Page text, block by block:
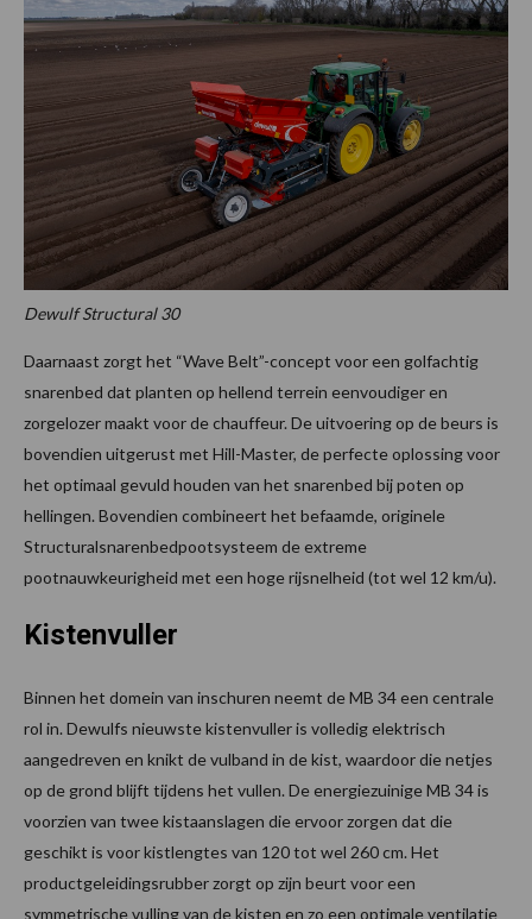
Dewulf Structural 30
Daarnaast zorgt het “Wave Belt”-concept voor een golfachtig
snarenbed dat planten op hellend terrein eenvoudiger en
zorgelozer maakt voor de chauffeur. De uitvoering op de beurs is
bovendien uitgerust met Hill-Master, de perfecte oplossing voor
het optimaal gevuld houden van het snarenbed bij poten op
hellingen. Bovendien combineert het befaamde, originele
Structuralsnarenbedpootsysteem de extreme
pootnauwkeurigheid met een hoge rijsnelheid (tot wel 12 km/u).
Kistenvuller
Binnen het domein van inschuren neemt de MB 34 een centrale
rol in. Dewulfs nieuwste kistenvuller is volledig elektrisch
aangedreven en knikt de vulband in de kist, waardoor die netjes
op de grond blijft tijdens het vullen. De energiezuinige MB 34 is
voorzien van twee kistaanslagen die ervoor zorgen dat die
geschikt is voor kistlengtes van 120 tot wel 260 cm. Het
productgeleidingsrubber zorgt op zijn beurt voor een
symmetrische vulling van de kisten en zo een optimale ventilatie